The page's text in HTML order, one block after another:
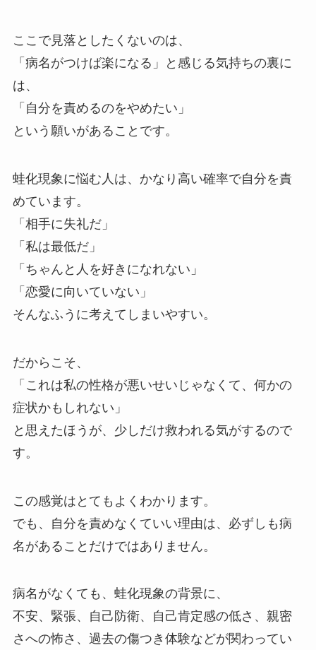
ここで見落としたくないのは、
「病名がつけば楽になる」と感じる気持ちの裏に
は、
「自分を責めるのをやめたい」
という願いがあることです。
蛙化現象に悩む人は、かなり高い確率で自分を責
めています。
「相手に失礼だ」
「私は最低だ」
「ちゃんと人を好きになれない」
「恋愛に向いていない」
そんなふうに考えてしまいやすい。
だからこそ、
「これは私の性格が悪いせいじゃなくて、何かの
症状かもしれない」
と思えたほうが、少しだけ救われる気がするので
す。
この感覚はとてもよくわかります。
でも、自分を責めなくていい理由は、必ずしも病
名があることだけではありません。
病名がなくても、蛙化現象の背景に、
不安、緊張、自己防衛、自己肯定感の低さ、親密
さへの怖さ、過去の傷つき体験などが関わってい